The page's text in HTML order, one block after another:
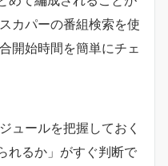
カパーの番組検索を使
開始時間を簡単にチェ
ュールを把握しておく
れるか」がすぐ判断で